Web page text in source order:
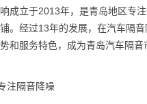
成立于2013年，是青岛地区专
。经过13年的发展，在汽车隔
和服务特色，成为青岛汽车隔音
注隔音降噪